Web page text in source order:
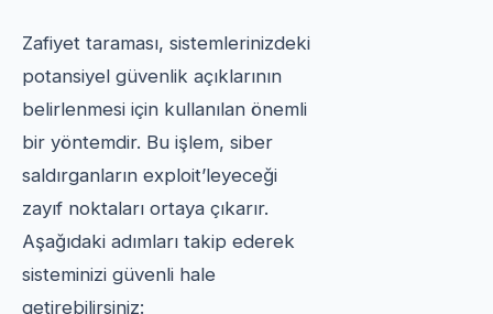
Zafiyet taraması, sistemlerinizdeki
potansiyel güvenlik açıklarının
belirlenmesi için kullanılan önemli
bir yöntemdir. Bu işlem, siber
saldırganların exploit’leyeceği
zayıf noktaları ortaya çıkarır.
Aşağıdaki adımları takip ederek
sisteminizi güvenli hale
getirebilirsiniz: